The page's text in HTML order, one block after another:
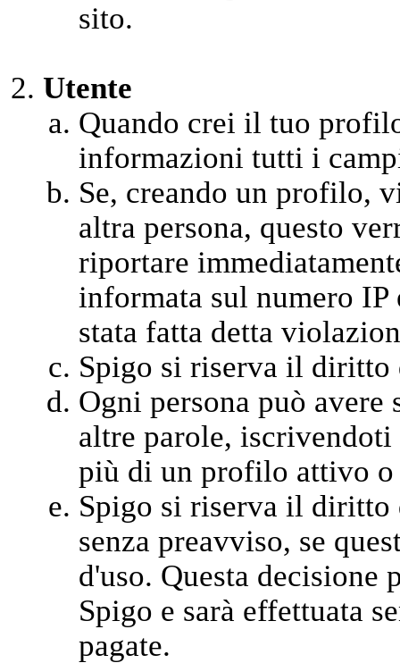
sito.
Utente
Quando crei il tuo
informazioni tutti i
Se, creando un profilo,
altra persona, questo
riportare
informata sul numero
stata fatta detta
Spigo si riserva il diritto
Ogni persona può
altre parole, iscrivendoti
più di un profilo attivo
Spigo si riserva il
senza preavviso, se
d'uso. Questa decisione
Spigo e sarà effettuata
pagate.